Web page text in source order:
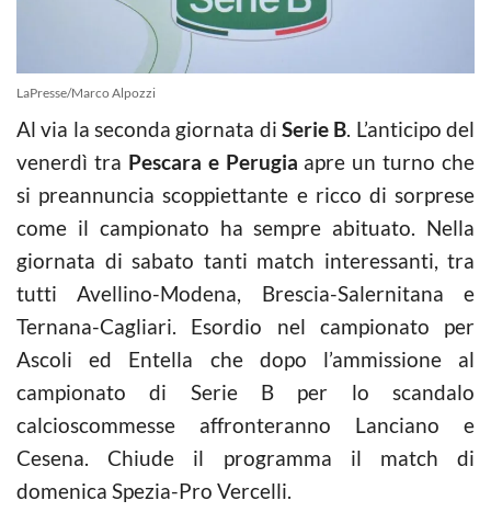
LaPresse/Marco Alpozzi
Al via la seconda giornata di Serie B. L’anticipo del
venerdì tra Pescara e Perugia apre un turno che
si preannuncia scoppiettante e ricco di sorprese
come il campionato ha sempre abituato. Nella
giornata di sabato tanti match interessanti, tra
tutti Avellino-Modena, Brescia-Salernitana e
Ternana-Cagliari. Esordio nel campionato per
Ascoli ed Entella che dopo l’ammissione al
campionato di Serie B per lo scandalo
calcioscommesse affronteranno Lanciano e
Cesena. Chiude il programma il match di
domenica Spezia-Pro Vercelli.